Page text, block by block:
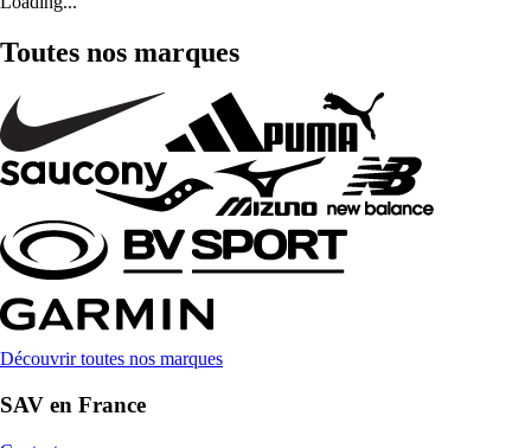
Toutes nos marques
Découvrir toutes nos marques
SAV en France